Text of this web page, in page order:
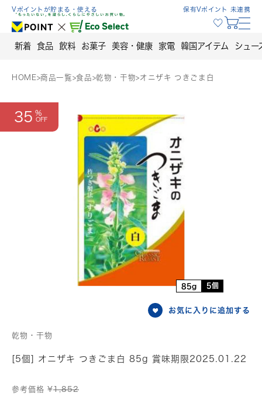
Skip
content
Vポイントが貯まる・使える 保有Vポイント 未連携
新着 食品 飲料 お菓子 美容・健康 家電 韓国アイテム シュー
HOME>商品一覧>食品>乾物・干物>オニザキ つきごま白
35
85g 5個
お気に入りに追加する
乾物・干物
[5個] オニザキ つきごま白 85g 賞味期限2025.01.22
参考価格 ¥1,852